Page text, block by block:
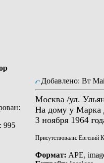
995
Добавлено: Вт
Москва /ул.
На дому у Марка
3 ноября 1964
Присутствовали: Евгений
Формат: APE,